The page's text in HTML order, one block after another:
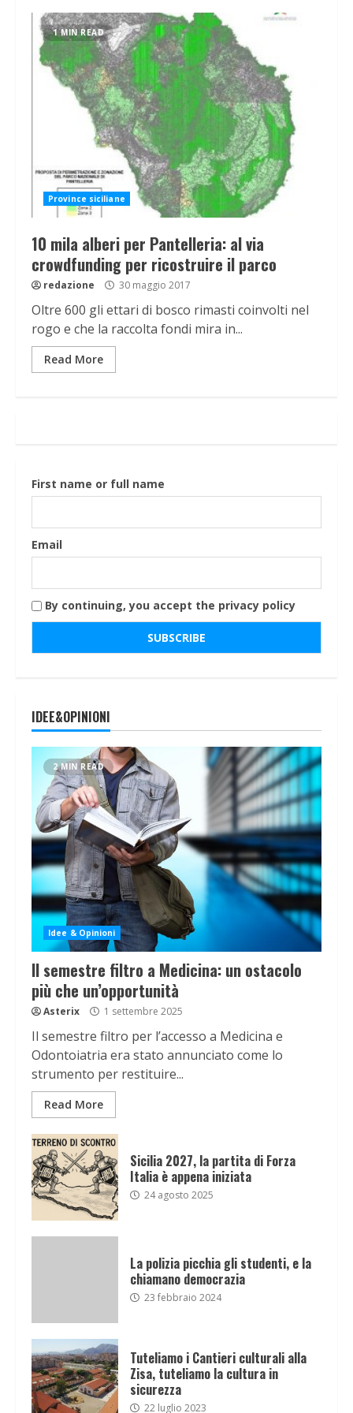
1 MIN READ
Province siciliane
10 mila alberi per Pantelleria: al via
crowdfunding per ricostruire il parco
redazione 30 maggio 2017
Oltre 600 gli ettari di bosco rimasti coinvolti nel
rogo e che la raccolta fondi mira in...
Read More
First name or full name
Email
By continuing, you accept the privacy policy
IDEE&OPINIONI
2 MIN READ
Idee & Opinioni
Il semestre filtro a Medicina: un ostacolo
più che un’opportunità
Asterix 1 settembre 2025
Il semestre filtro per l’accesso a Medicina e
Odontoiatria era stato annunciato come lo
strumento per restituire...
Read More
Sicilia 2027, la partita di Forza
Italia è appena iniziata
24 agosto 2025
La polizia picchia gli studenti, e la
chiamano democrazia
23 febbraio 2024
Tuteliamo i Cantieri culturali alla
Zisa, tuteliamo la cultura in
sicurezza
22 luglio 2023